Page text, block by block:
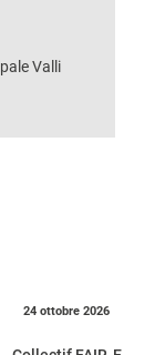
Valli
24 ottobre 2026